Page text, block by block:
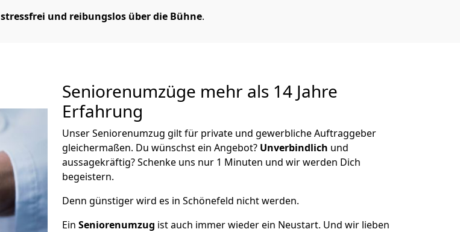
stressfrei und reibungslos über die Bühne.
Seniorenumzüge mehr als 14 Jahre
Erfahrung
Unser Seniorenumzug gilt für private und gewerbliche Auftraggeber
gleichermaßen. Du wünschst ein Angebot? Unverbindlich und
aussagekräftig? Schenke uns nur 1 Minuten und wir werden Dich
begeistern.
Denn günstiger wird es in Schönefeld nicht werden.
Ein Seniorenumzug ist auch immer wieder ein Neustart. Und wir lieben